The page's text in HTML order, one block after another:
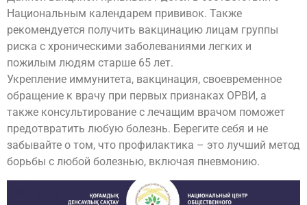
Национальным календарем прививок. Также
рекомендуется получить вакцинацию лицам группы
риска с хроническими заболеваниями легких и
пожилым людям старше 65 лет.
Укрепление иммунитета, вакцинация, своевременное
обращение к врачу при первых признаках ОРВИ, а
также консультирование с лечащим врачом поможет
предотвратить любую болезнь. Берегите себя и не
забывайте о том, что профилактика – это лучший метод
борьбы с любой болезнью, включая пневмонию.